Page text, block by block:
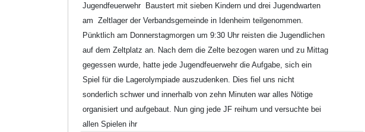
Jugendfeuerwehr Baustert mit sieben Kindern und drei Jugendwarten
am Zeltlager der Verbandsgemeinde in Idenheim teilgenommen.
Pünktlich am Donnerstagmorgen um 9:30 Uhr reisten die Jugendlichen
auf dem Zeltplatz an. Nach dem die Zelte bezogen waren und zu Mittag
gegessen wurde, hatte jede Jugendfeuerwehr die Aufgabe, sich ein
Spiel für die Lagerolympiade auszudenken. Dies fiel uns nicht
sonderlich schwer und innerhalb von zehn Minuten war alles Nötige
organisiert und aufgebaut. Nun ging jede JF reihum und versuchte bei
allen Spielen ihr